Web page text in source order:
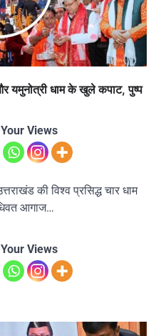
यमुनोत्री धाम के खुले कपाट, पुष्प
Views
की विश्व प्रसिद्ध चार धाम
आगाज…
Views